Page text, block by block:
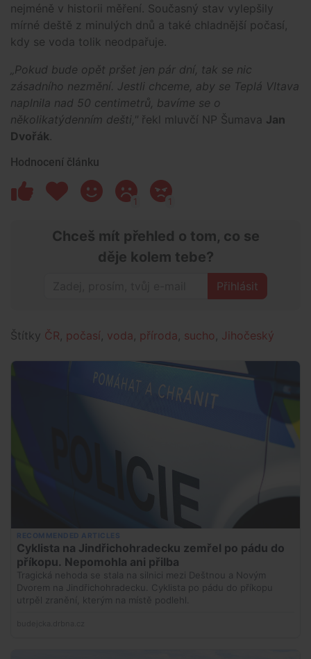
nejméně v historii měření. Současný stav vylepšily
mírné deště z minulých dnů a také chladnější počasí,
kdy se voda tolik neodpařuje.
„Pokud bude opět pršet jen pár dní, tak se nic
zásadního nezmění. Jestli chceme, aby se Teplá Vltava
naplnila nad 50 centimetrů, bavíme se o
několikatýdenním dešti," řekl mluvčí NP Šumava Jan
Dvořák.
Hodnocení článku
1 1
Chceš mít přehled o tom, co se
děje kolem tebe?
Přihlásit
Štítky ČR počasí voda příroda sucho Jihočeský